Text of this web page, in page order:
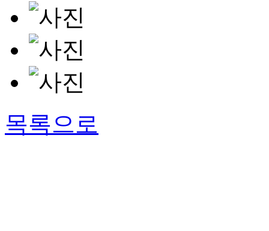
목록으로